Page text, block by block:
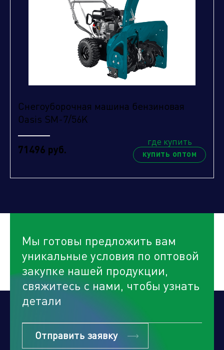
Снегоуборочная машина бензиновая
Oasis SM-7/56K
71496 руб.
где купить
купить оптом
Мы готовы предложить вам
уникальные условия по оптовой
закупке нашей продукции,
свяжитесь с нами, чтобы узнать
детали
Отправить заявку